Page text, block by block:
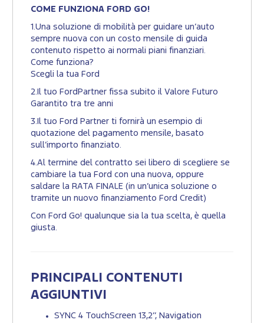
COME FUNZIONA FORD GO!
1.Una soluzione di mobilità per guidare un’auto
sempre nuova con un costo mensile di guida
contenuto rispetto ai normali piani finanziari.
Come funziona?
Scegli la tua Ford
2.Il tuo FordPartner fissa subito il Valore Futuro
Garantito tra tre anni
3.Il tuo Ford Partner ti fornirà un esempio di
quotazione del pagamento mensile, basato
sull’importo finanziato.
4.Al termine del contratto sei libero di scegliere se
cambiare la tua Ford con una nuova, oppure
saldare la RATA FINALE (in un’unica soluzione o
tramite un nuovo finanziamento Ford Credit)
Con Ford Go! qualunque sia la tua scelta, è quella
giusta.
PRINCIPALI CONTENUTI
AGGIUNTIVI
SYNC 4 TouchScreen 13,2’’, Navigation